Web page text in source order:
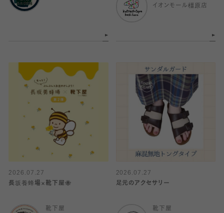
イオンモール橿原店
2026.07.27
長坂養蜂場×靴下屋🐝
靴下屋
2026.07.27
足元のアクセサリー
靴下屋